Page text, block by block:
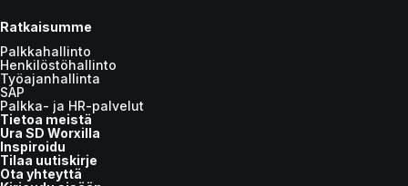
Ratkaisumme
Palkkahallinto
Henkilöstöhallinto
Työajanhallinta
SAP
Palkka- ja HR-palvelut
Tietoa meistä
Ura SD Worxilla
Inspiroidu
Tilaa uutiskirje
Ota yhteyttä